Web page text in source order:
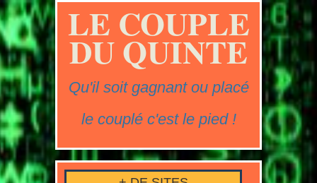
LE COUPLE
DU QUINTE
Qu'il soit gagnant ou placé
le couplé c'est le pied !